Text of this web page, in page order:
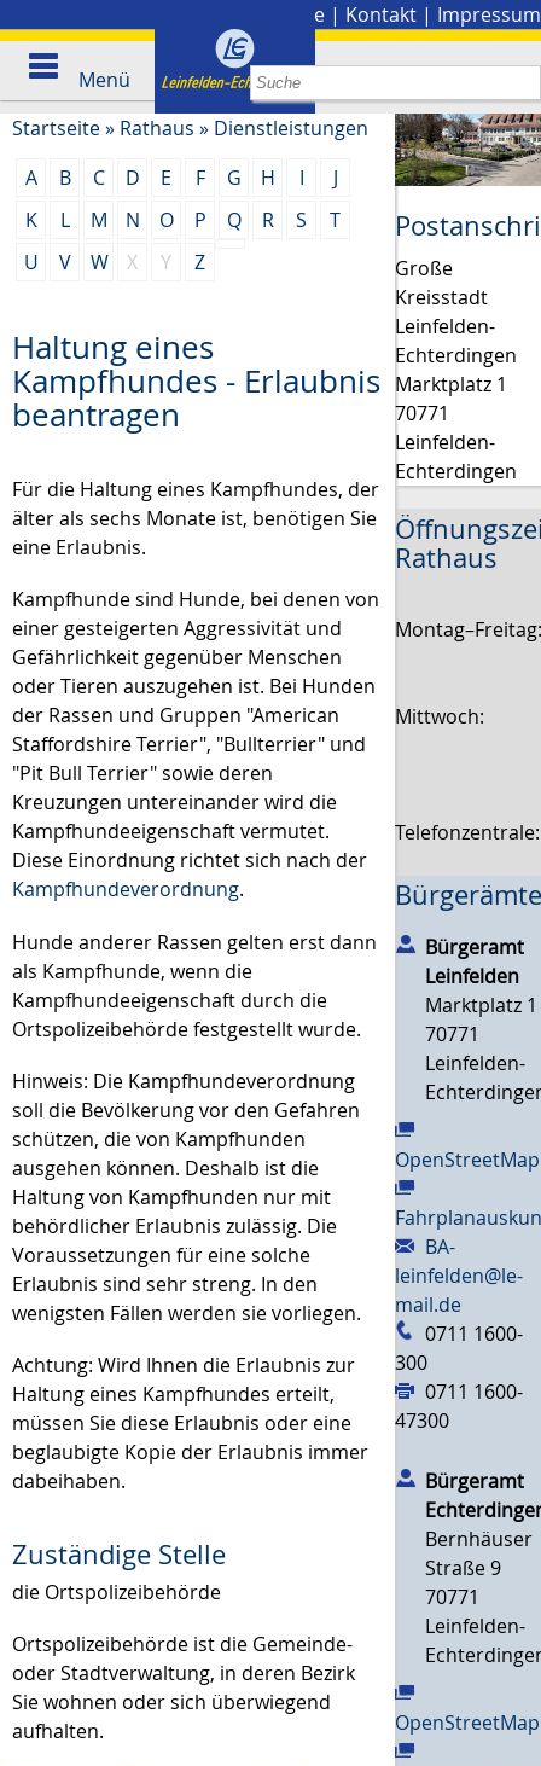
Presse | Kontakt | Impressum
Menü
Startseite» Rathaus » Dienstleistungen
A
B C D E F G H I
J
K
L M N O P Q R S
T
U
V W X Y Z
Haltung eines
Kampfhundes - Erlaubnis
beantragen
Für die Haltung eines Kampfhundes, der
älter als sechs Monate ist, benötigen Sie
eine Erlaubnis.
Kampfhunde sind Hunde, bei denen von
einer gesteigerten Aggressivität und
Gefährlichkeit gegenüber Menschen
oder Tieren auszugehen ist. Bei Hunden
der Rassen und Gruppen "American
Staffordshire Terrier", "Bullterrier" und
"Pit Bull Terrier" sowie deren
Kreuzungen untereinander wird die
Kampfhundeeigenschaft vermutet.
Diese Einordnung richtet sich nach der
Kampfhundeverordnung.
Hunde anderer Rassen gelten erst dann
als Kampfhunde, wenn die
Kampfhundeeigenschaft durch die
Ortspolizeibehörde festgestellt wurde.
Hinweis: Die Kampfhundeverordnung
soll die Bevölkerung vor den Gefahren
schützen, die von Kampfhunden
ausgehen können. Deshalb ist die
Haltung von Kampfhunden nur mit
behördlicher Erlaubnis zulässig. Die
Voraussetzungen für eine solche
Erlaubnis sind sehr streng. In den
wenigsten Fällen werden sie vorliegen.
Achtung: Wird Ihnen die Erlaubnis zur
Haltung eines Kampfhundes erteilt,
müssen Sie diese Erlaubnis oder eine
beglaubigte Kopie der Erlaubnis immer
dabeihaben.
Zuständige Stelle
die Ortspolizeibehörde
Ortspolizeibehörde ist die Gemeinde-
oder Stadtverwaltung, in deren Bezirk
Sie wohnen oder sich überwiegend
aufhalten.
Große
Kreisstadt
Leinfelden-
Echterdingen
Marktplatz 1
70771
Leinfelden-
Echterdingen
Rathaus
Mittwoch:
Bürgeramt
Leinfelden
Marktplatz 1
70771
Leinfelden-
OpenStreetMap
BA-
leinfelden@le-
mail.de
0711 1600-
300
0711 1600-
47300
Bürgeramt
Bernhäuser
Straße 9
70771
Leinfelden-
OpenStreetMap